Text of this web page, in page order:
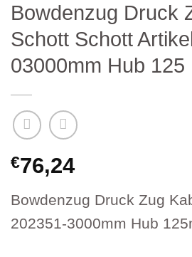
Bowdenzug Druck
Schott Schott
03000mm Hub 125
€76,24
Bowdenzug Druck Zug
202351-3000mm Hub